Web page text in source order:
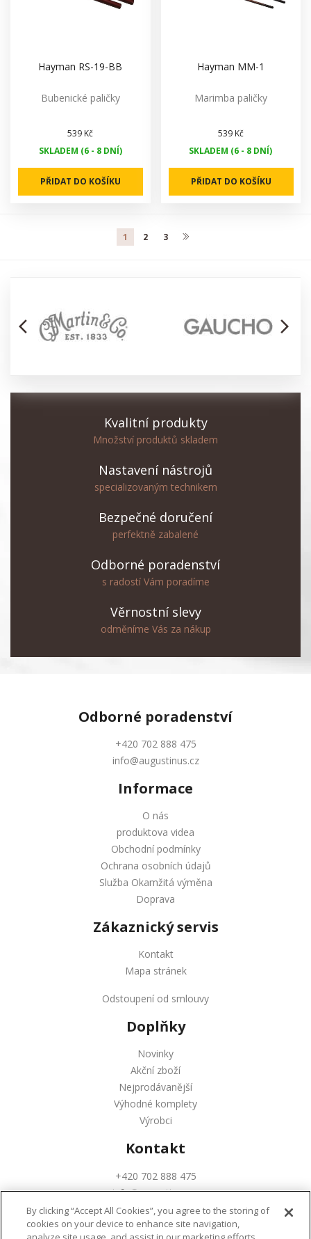
Hayman RS-19-BB
Bubenické paličky
539 Kč
SKLADEM (6 - 8 DNÍ)
PŘIDAT DO KOŠÍKU
Hayman MM-1
Marimba paličky
539 Kč
SKLADEM (6 - 8 DNÍ)
PŘIDAT DO KOŠÍKU
1 2 3
arrow_back_ios arrow_forward_ios
Kvalitní produkty
Množství produktů skladem
Nastavení nástrojů
specializovaným technikem
Bezpečné doručení
perfektně zabalené
Odborné poradenství
s radostí Vám poradíme
Věrnostní slevy
odměníme Vás za nákup
Odborné poradenství
+420 702 888 475
info@augustinus.cz
Informace
O nás
produktova videa
Obchodní podmínky
Ochrana osobních údajů
Služba Okamžitá výměna
Doprava
Zákaznický servis
Kontakt
Mapa stránek
Odstoupení od smlouvy
Doplňky
Novinky
Akční zboží
Nejprodávanější
Výhodné komplety
Výrobci
Kontakt
+420 702 888 475
info@augustinus.cz
By clicking “Accept All Cookies”, you agree to the storing of
cookies on your device to enhance site navigation,